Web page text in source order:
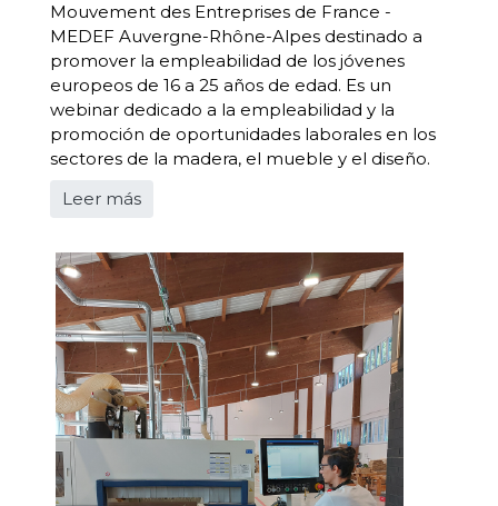
Mouvement des Entreprises de France -
MEDEF Auvergne-Rhône-Alpes destinado a
promover la empleabilidad de los jóvenes
europeos de 16 a 25 años de edad. Es un
webinar dedicado a la empleabilidad y la
promoción de oportunidades laborales en los
sectores de la madera, el mueble y el diseño.
Leer más